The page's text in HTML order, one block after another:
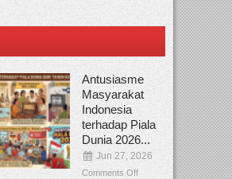
Antusiasme
Masyarakat
Indonesia
terhadap Piala
Dunia 2026...
Jun 27, 2026
Comments Off